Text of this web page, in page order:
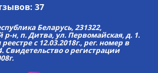
37
Беларусь, 231322,
р-н, п. Дитва, ул. Первомайская, д. 1.
с 12.03.2018г., рег. номер в
Свидетельство о регистрации